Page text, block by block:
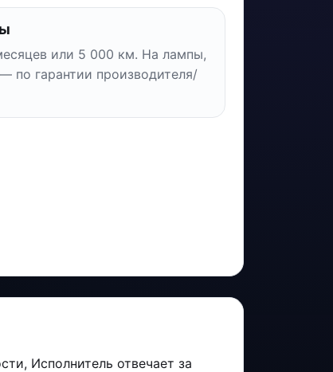
или 5 000 км. На лампы,
по гарантии производителя/
Исполнитель отвечает за